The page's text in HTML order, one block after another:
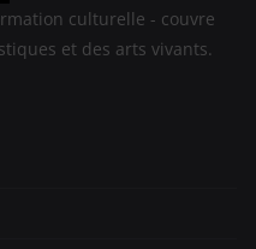
culturelle - couvre
et des arts vivants.